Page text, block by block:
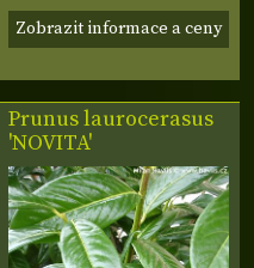
40-50 cm
Zobrazit informace a ceny
Prunus laurocerasus
'NOVITA'